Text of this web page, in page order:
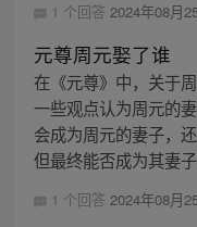
1 个回答 2024年08月
元尊周元娶了谁
在《元尊》中，关于
一些观点认为周元的
会成为周元的妻子，
但最终能否成为其妻
1 个回答 2024年08月